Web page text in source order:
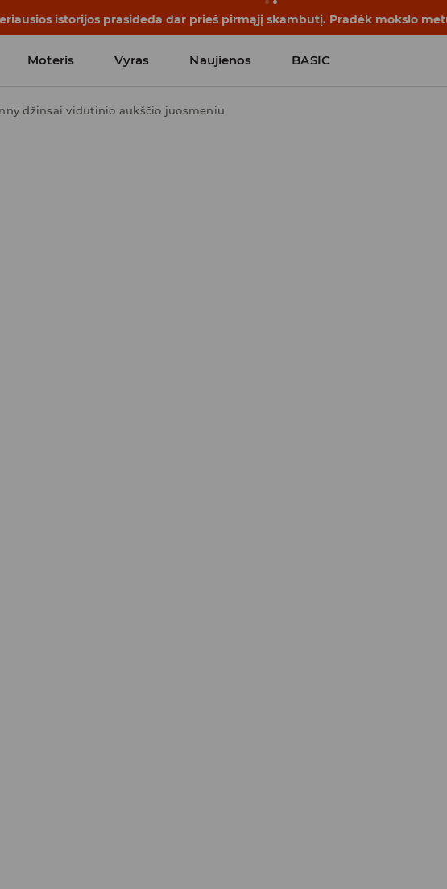
istorijos prasideda dar prieš pirmąjį skambutį. Pradėk mokslo
Moteris Vyras Naujienos BASIC
džinsai vidutinio aukščio juosmeniu